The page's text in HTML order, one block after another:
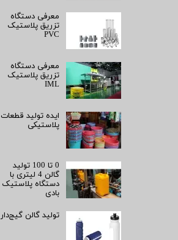
معرفی دستگاه
تزریق پلاستیک
PVC
معرفی دستگاه
تزریق پلاستیک
IML
ایده تولید قطعات
پلاستیکی
0 تا 100 تولید
گالن 4 لیتری با
دستگاه پلاستیک
بادی
تولید گالن گیج‌دار